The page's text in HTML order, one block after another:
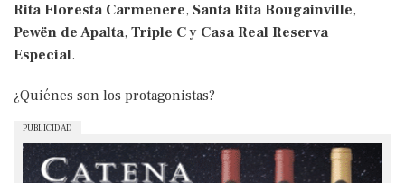
Rita Floresta Carmenere, Santa Rita Bougainville,
Pewën de Apalta, Triple Cy Casa Real Reserva
Especial.
¿Quiénes son los protagonistas?
PUBLICIDAD